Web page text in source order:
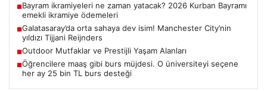
■Bayram ikramiyeleri ne zaman yatacak? 2026 Kurban Bayramı
emekli ikramiye ödemeleri
■Galatasaray’da orta sahaya dev isim! Manchester City’nin
yıldızı Tijjani Reijnders
■Outdoor Mutfaklar ve Prestijli Yaşam Alanları
■Öğrencilere maaş gibi burs müjdesi. O üniversiteyi seçene
her ay 25 bin TL burs desteği